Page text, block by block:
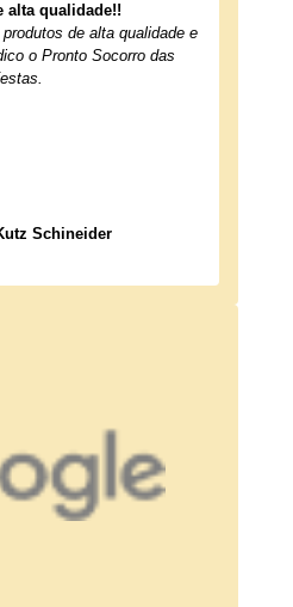
alta qualidade!!
de alta qualidade e
o Pronto Socorro das
Schineider